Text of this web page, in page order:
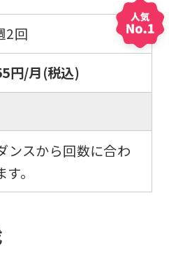
2回
円/月(税込)
ンスから回数に合わ
。
the
Japanese
version
of
website
will
be
translated